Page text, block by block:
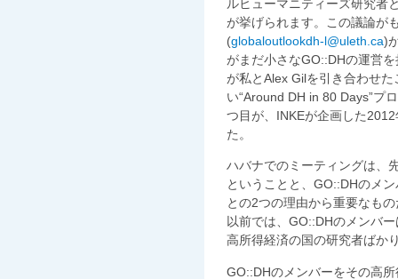
ルヒューマニティーズ研究者
が挙げられます。この議論が
(globaloutlookdh-l@uleth.ca)
がまだ小さなGO::DHの運営
が私とAlex Gilを引き合わせ
い“Around DH in 80 Days”プ
つ目が、INKEが企画した
た。
ハバナでのミーティングは、
ということと、GO::DHのメ
との2つの理由から重要なも
以前では、GO::DHのメンバ
高所得経済の国の研究者ばか
GO::DHのメンバーをその高